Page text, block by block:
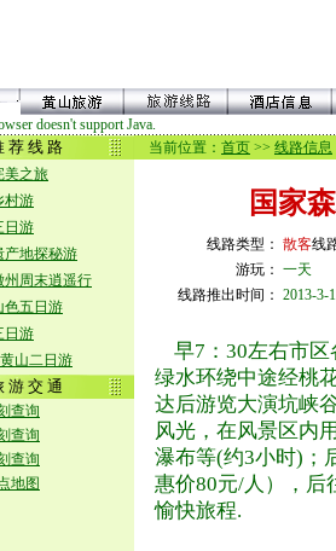
doesn't support Java.
荐 线 路
美之旅
村游
日游
产地探秘游
州周末逍遥行
色五日游
日游
山二日游
游 交 通
查询
查询
查询
地图
当前位置： 首页 >> 线路信息
国家
线路类型： 散客线
游玩： 一天
线路推出时间： 2013-3-
早7：30左右市区
绿水环绕中途经桃
达后游览大演坑峡
风光，在风景区内
瀑布等(约3小时)；
惠价80元/人），后
愉快旅程.